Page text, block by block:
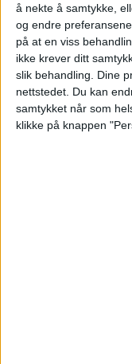
å nekte å samtykke,
og endre
på at en viss
ikke krever ditt
slik behandling. Dine
nettstedet. Du kan
samtykket når som
klikke på knappen
Siktede